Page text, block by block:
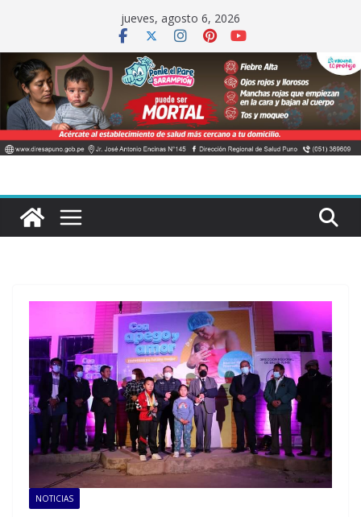
contenido
jueves, agosto 6, 2026
NOTICIAS